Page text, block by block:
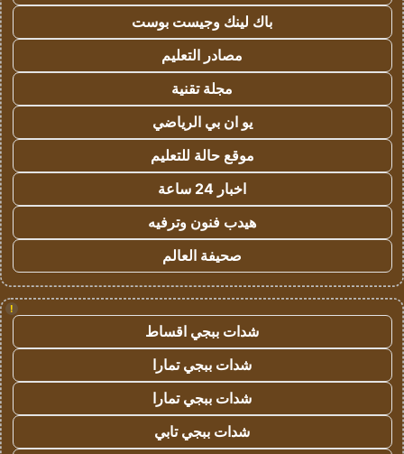
باك لينك وجيست بوست
مصادر التعليم
مجلة تقنية
يو ان بي الرياضي
موقع حالة للتعليم
اخبار 24 ساعة
هيدب فنون وترفيه
صحيفة العالم
!
شدات ببجي اقساط
شدات ببجي تمارا
شدات ببجي تمارا
شدات ببجي تابي